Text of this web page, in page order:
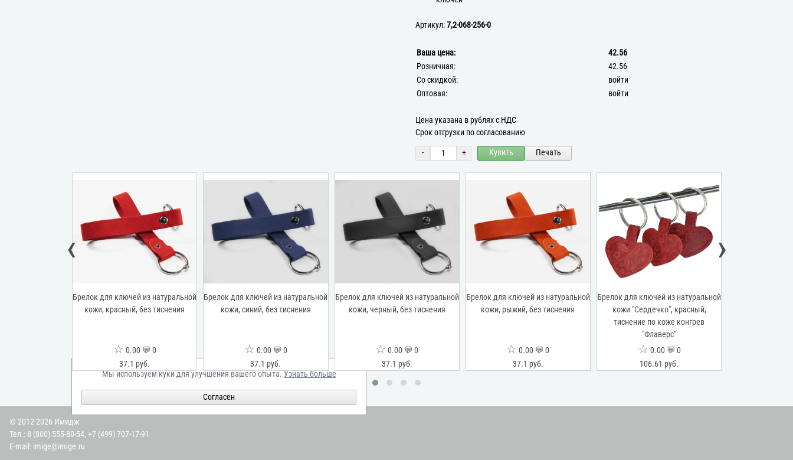
Артикул:7,2-068-256-0
Ваша цена:
42.56
Розничная:
42.56
Со скидкой:
войти
Оптовая:
войти
Цена указана в рублях с НДС
Срок отгрузки по согласованию
- + Купить Печать
Брелок для ключей из натуральной
кожи, красный, без тиснения
☆ 0.00 💬 0
37.1 руб.
Брелок для ключей из натуральной
кожи, синий, без тиснения
☆ 0.00 💬 0
37.1 руб.
Брелок для ключей из натуральной
кожи, черный, без тиснения
☆ 0.00 💬 0
37.1 руб.
Брелок для ключей из натуральной
кожи, рыжий, без тиснения
☆ 0.00 💬 0
37.1 руб.
Брелок для ключей из натуральной
кожи "Сердечко", красный,
тиснение по коже конгрев
"Флаверс"
☆ 0.00 💬 0
106.61 руб.
‹ ›
Мы используем куки для улучшения вашего опыта.Узнать больше
Согласен
© 2012-2026 Имидж
Тел.: 8 (800) 555-80-54, +7 (499) 707-17-91
E-mail: imige@imige.ru